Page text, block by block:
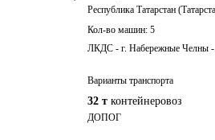
Республика Татарстан
Кол-во машин: 5
ЛКДС - г. Набережные Челны
Варианты транспорта
32 т контейнеровоз
ДОПОГ